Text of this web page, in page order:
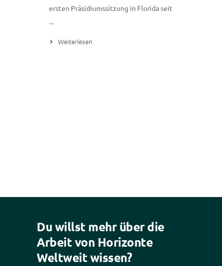
ersten Präsidiumssitzung in Florida seit
...
Weiterlesen
Du willst mehr über die
Arbeit von Horizonte
Weltweit wissen?